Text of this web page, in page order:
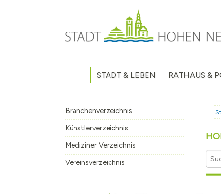
STADT & LEBEN
Unsere Stadt
Aktuelles
Weitere
Stadtteile
Hohen
Borgsdorf
Bürgerhaushalt
RATHAUS &
Vergaben
Haushaltsplan
Branchenverzeichnis
Künstlerverzeichnis
Mediziner Verzeichnis
Vereinsverzeichnis